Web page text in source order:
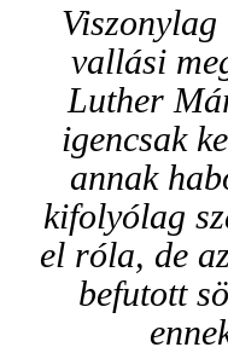
Viszonylag
vallási
Luther
igencsak
annak
kifolyólag
el róla, de
befutott